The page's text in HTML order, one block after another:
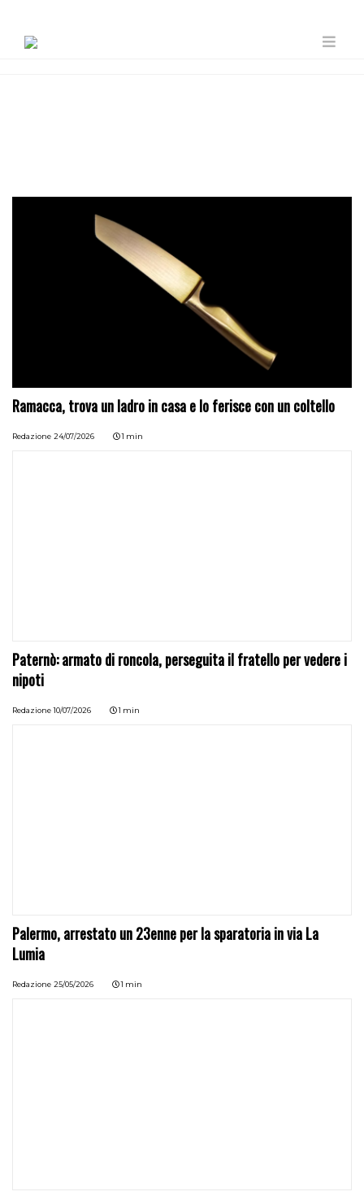
Ramacca, trova un ladro in casa e lo ferisce con un coltello
Redazione 24/07/2026 1 min
Paternò: armato di roncola, perseguita il fratello per vedere i
nipoti
Redazione 10/07/2026 1 min
Palermo, arrestato un 23enne per la sparatoria in via La
Lumia
Redazione 25/05/2026 1 min